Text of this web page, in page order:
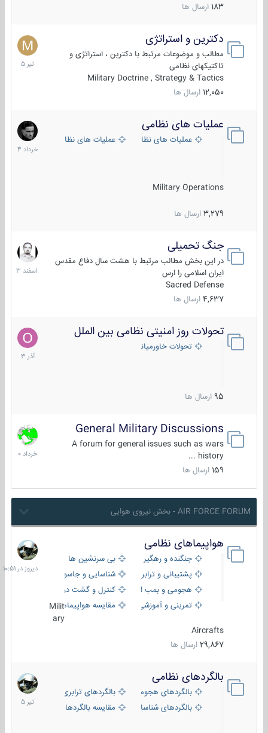
183 ارسال ها
دکترین و استراتژی
مطالب و موضوعات مرتبط با دکترین ، استراتژی و
تاکتیکهای نظامی
Military Doctrine , Strategy & Tactics
12,050 ارسال ها
27
تیر
1405
عملیات های نظامی
عملیات های نظامی ایرانعملیات های نظامی خارجی
Military Operations
3,279 ارسال ها
5
خرداد
1404
جنگ تحمیلی
در این بخش مطالب مرتبط با هشت سال دفاع مقدس
ایران اسلامی را ارس
Sacred Defense
4,637 ارسال ها
20
اسفند
1403
تحولات روز امنیتی نظامی بین الملل
تحولات خاورمیانه
95 ارسال ها
21
آذر
1403
General Military Discussions
A forum for general issues such as wars
history ...
159 ارسال ها
10
خرداد
1400
AIR FORCE FORUM - بخش نیروی هوایی
هواپیماهای نظامی
جنگنده و رهگیر
بی سرنشین ها
پشتیبانی و ترابری
شناسایی و جاسوسی
هجومی و بمب افکن
کنترل و گشت دریایی
تمرینی و آموزشی
مقایسه هواپیماهاMilit
ary
Aircrafts
29,867 ارسال ها
دیروز
در
10:51
بالگردهای نظامی
بالگردهای هجومی
بالگردهای ترابری
بالگردهای شناسایی
مقایسه بالگردها
22
تیر
1405